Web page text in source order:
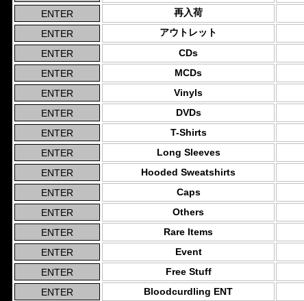
再入荷
アウトレット
CDs
MCDs
Vinyls
DVDs
T-Shirts
Long Sleeves
Hooded Sweatshirts
Caps
Others
Rare Items
Event
Free Stuff
Bloodcurdling ENT